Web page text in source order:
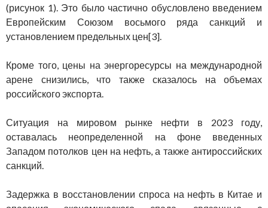
(рисунок 1). Это было частично обусловлено введением
Европейским Союзом восьмого ряда санкций и
установлением предельных цен[3].
Кроме того, цены на энергоресурсы на международной
арене снизились, что также сказалось на объемах
российского экспорта.
Ситуация на мировом рынке нефти в 2023 году,
оставалась неопределенной на фоне введенных
Западом потолков цен на нефть, а также антироссийских
санкций.
Задержка в восстановлении спроса на нефть в Китае и